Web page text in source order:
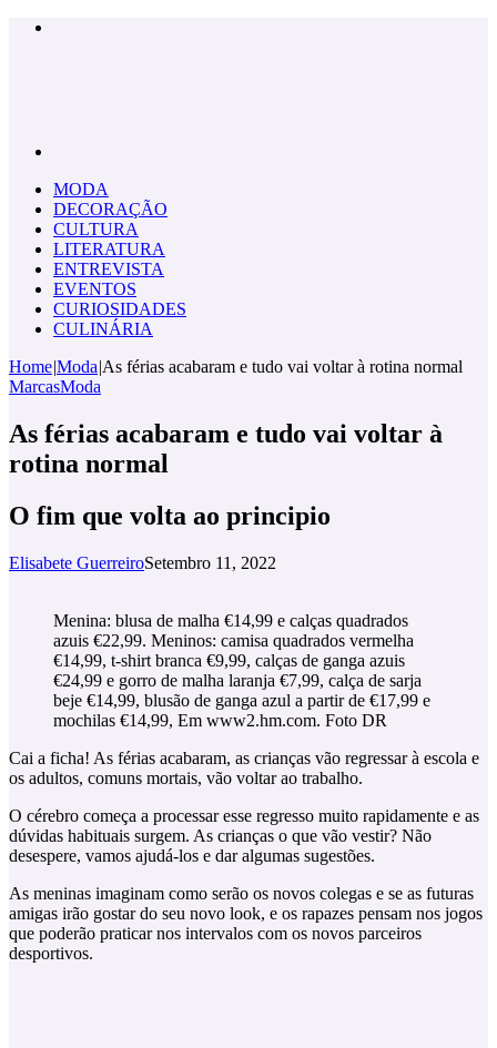
MODA
DECORAÇÃO
CULTURA
LITERATURA
ENTREVISTA
EVENTOS
CURIOSIDADES
CULINÁRIA
Home|Moda|As férias acabaram e tudo vai voltar à rotina normal
MarcasModa
As férias acabaram e tudo vai voltar à
rotina normal
O fim que volta ao principio
Elisabete GuerreiroSetembro 11, 2022
Menina: blusa de malha €14,99 e calças quadrados
azuis €22,99. Meninos: camisa quadrados vermelha
€14,99, t-shirt branca €9,99, calças de ganga azuis
€24,99 e gorro de malha laranja €7,99, calça de sarja
beje €14,99, blusão de ganga azul a partir de €17,99 e
mochilas €14,99, Em www2.hm.com. Foto DR
Cai a ficha! As férias acabaram, as crianças vão regressar à escola e
os adultos, comuns mortais, vão voltar ao trabalho.
O cérebro começa a processar esse regresso muito rapidamente e as
dúvidas habituais surgem. As crianças o que vão vestir? Não
desespere, vamos ajudá-los e dar algumas sugestões.
As meninas imaginam como serão os novos colegas e se as futuras
amigas irão gostar do seu novo look, e os rapazes pensam nos jogos
que poderão praticar nos intervalos com os novos parceiros
desportivos.